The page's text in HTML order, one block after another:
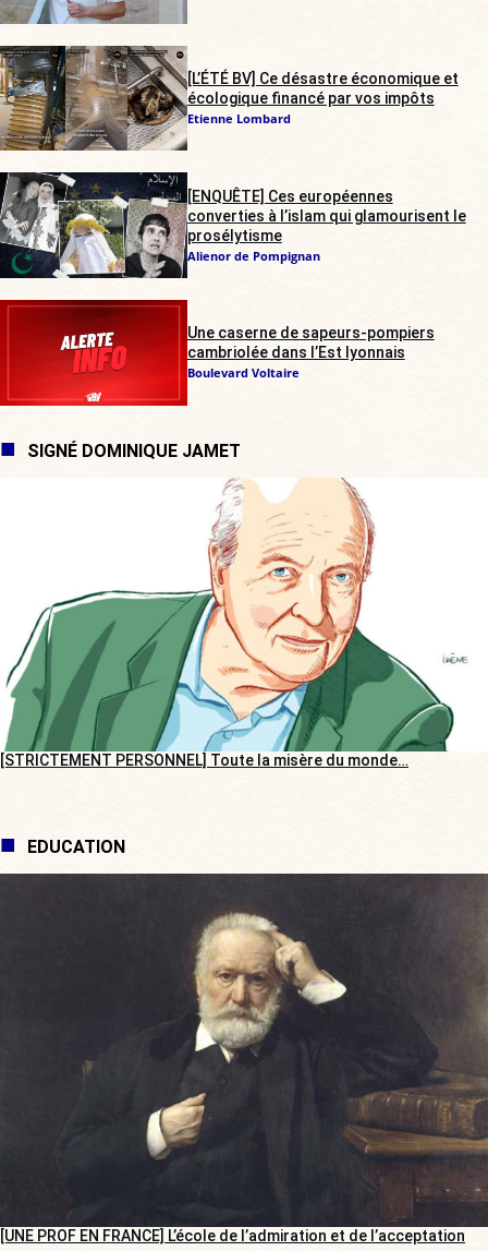
[L’ÉTÉ BV] Ce désastre économique et
écologique financé par vos impôts
Etienne Lombard
[ENQUÊTE] Ces européennes
converties à l’islam qui glamourisent le
prosélytisme
Alienor de Pompignan
Une caserne de sapeurs-pompiers
cambriolée dans l’Est lyonnais
Boulevard Voltaire
SIGNÉ DOMINIQUE JAMET
[STRICTEMENT PERSONNEL] Toute la misère du monde…
EDUCATION
[UNE PROF EN FRANCE] L’école de l’admiration et de l’acceptation